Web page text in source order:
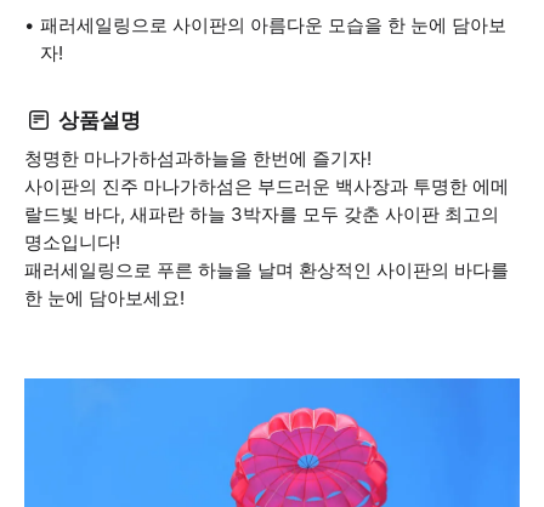
패러세일링으로 사이판의 아름다운 모습을 한 눈에 담아보
자!
상품설명
청명한 마나가하섬과하늘을 한번에 즐기자!
사이판의 진주 마나가하섬은 부드러운 백사장과 투명한 에메
랄드빛 바다, 새파란 하늘 3박자를 모두 갖춘 사이판 최고의
명소입니다!
패러세일링으로 푸른 하늘을 날며 환상적인 사이판의 바다를
한 눈에 담아보세요!